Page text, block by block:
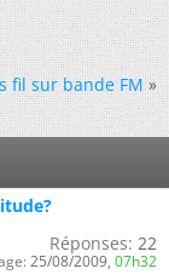
fil sur bande FM »
Réponses: 22
25/08/2009, 07h32